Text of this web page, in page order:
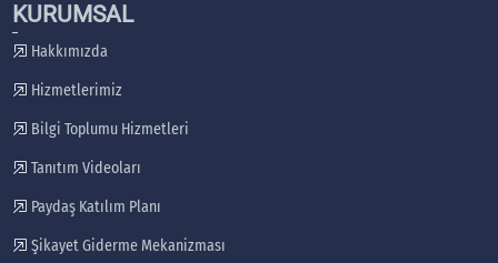
KURUMSAL
Hakkımızda
Hizmetlerimiz
Bilgi Toplumu Hizmetleri
Tanıtım Videoları
Paydaş Katılım Planı
Şikayet Giderme Mekanizması